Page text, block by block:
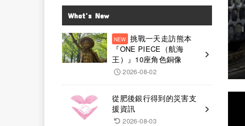
What’s New
挑戰一天走訪熊本
『ONE PIECE（航海
王）』10座角色銅像
2026-08-02
從肥後銀行得到的災害支
援資訊
2026-08-03